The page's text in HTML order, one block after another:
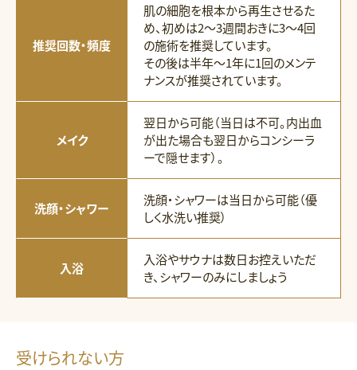
推奨回数・頻度
肌の細胞を根本から再生させるた
め、初めは2〜3週間おきに3〜4回
の施術を推奨しています。
その後は半年〜1年に1回のメンテ
ナンスが推奨されています。
メイク
翌日から可能（当日は不可。内出血
が出た場合も翌日からコンシーラ
ーで隠せます）。
洗顔・シャワー
洗顔・シャワーは当日から可能（優
しく水洗い推奨）
入浴
入浴やサウナは数日お控えいただ
き、シャワーのみにしましょう
受けられない方